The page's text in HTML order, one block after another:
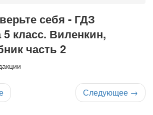
себя - ГДЗ
класс. Виленкин,
часть 2
Следующее →